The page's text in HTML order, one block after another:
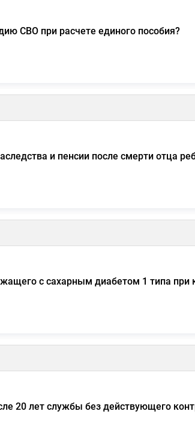
СВО при расчете единого пособия?
и пенсии после смерти отца
с сахарным диабетом 1 типа при
20 лет службы без действующего